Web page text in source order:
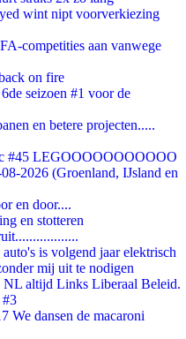
wint nipt voorverkiezing
competities aan vanwege
on fire
seizoen #1 voor de
en betere projecten.....
#45 LEGOOOOOOOOOOO
2026 (Groenland, IJsland en
en door....
en stotteren
is volgend jaar elektrisch
mij uit te nodigen
altijd Links Liberaal Beleid.
#3
We dansen de macaroni